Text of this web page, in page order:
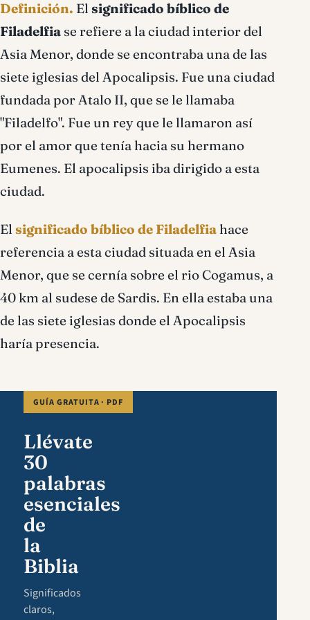
bíblico
Definición. El significado bíblico de
Filadelfia se refiere a la ciudad interior del
Asia Menor, donde se encontraba una de las
siete iglesias del Apocalipsis. Fue una ciudad
fundada por Atalo II, que se le llamaba
"Filadelfo". Fue un rey que le llamaron así
por el amor que tenía hacia su hermano
Eumenes. El apocalipsis iba dirigido a esta
ciudad.
El significado bíblico de Filadelfia hace
referencia a esta ciudad situada en el Asia
Menor, que se cernía sobre el rio Cogamus, a
40 km al sudese de Sardis. En ella estaba una
de las siete iglesias donde el Apocalipsis
haría presencia.
GUÍA GRATUITA · PDF
Llévate
30
palabras
esenciales
de
la
Biblia
Significados
claros,